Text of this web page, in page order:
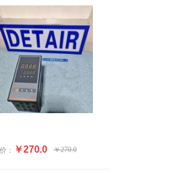
： ￥270.0 ￥270.0